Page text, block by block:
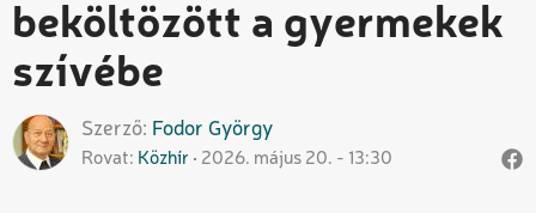
beköltözött a gyermekek
szívébe
Szerző Fodor György
Rovat Közhír 2026. május 20. - 13:30